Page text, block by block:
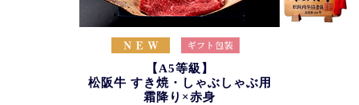
【A5等級】
松阪牛 すき焼・しゃぶしゃぶ用
霜降り×赤身